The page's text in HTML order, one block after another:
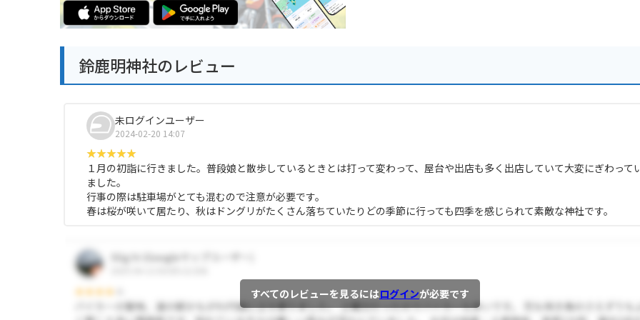
鈴鹿明神社のレビュー
未ログインユーザー
2024-02-20 14:07
１月の初詣に行きました。普段娘と散歩しているときとは打って変わって、屋台や出店も多く出店していて大変にぎわって
ました。
行事の際は駐車場がとても混むので注意が必要です。
春は桜が咲いて居たり、秋はドングリがたくさん落ちていたりどの季節に行っても四季を感じられて素敵な神社です。
すべてのレビューを見るにはログインが必要です